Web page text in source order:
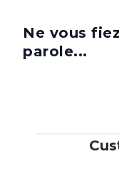
Ne vous
parole...